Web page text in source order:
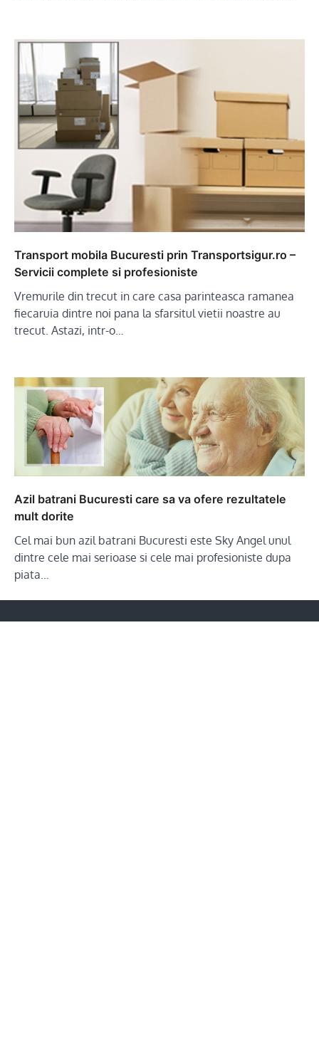
Transport mobila Bucuresti prin Transportsigur.ro –
Servicii complete si profesioniste
Vremurile din trecut in care casa parinteasca ramanea
fiecaruia dintre noi pana la sfarsitul vietii noastre au
trecut. Astazi, intr-o…
Azil batrani Bucuresti care sa va ofere rezultatele
mult dorite
Cel mai bun azil batrani Bucuresti este Sky Angel unul
dintre cele mai serioase si cele mai profesioniste dupa
piata…